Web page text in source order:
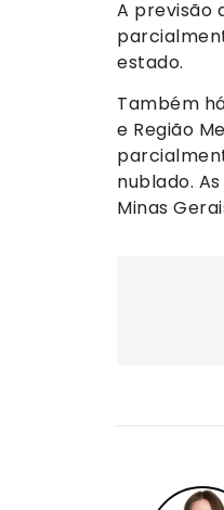
A previsão
estado.
Também
e Região
nublado.
Minas